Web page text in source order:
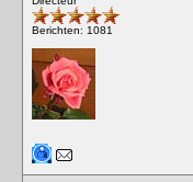
Berichten: 1081